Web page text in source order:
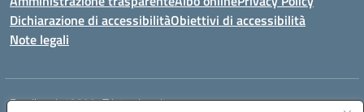
Dichiarazione di accessibilitàObiettivi di accessibilità
Note legali
Email:rmis12800r@istruzione.it